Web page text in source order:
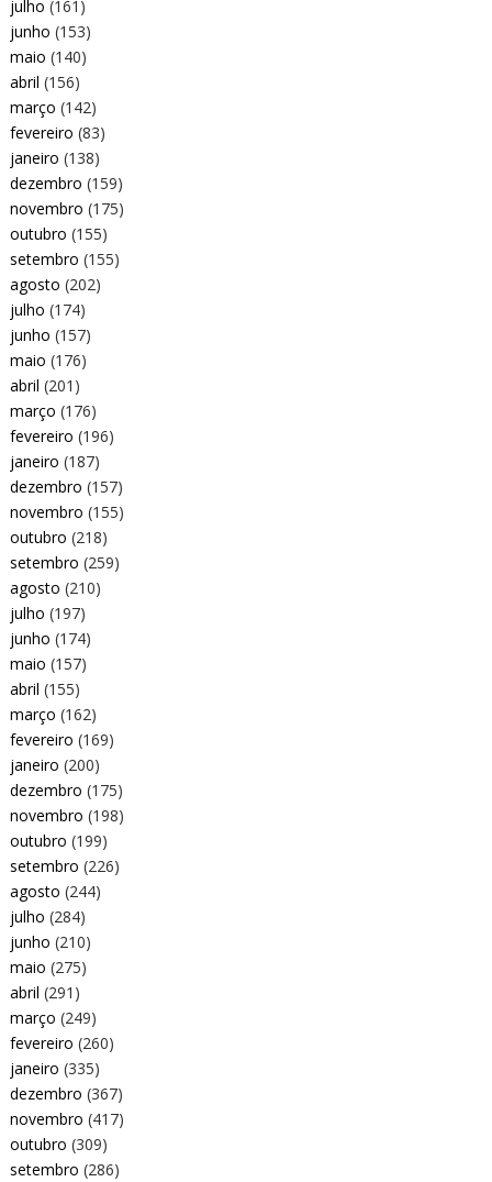
julho (161)
junho (153)
maio (140)
abril (156)
março (142)
fevereiro (83)
janeiro (138)
dezembro (159)
novembro (175)
outubro (155)
setembro (155)
agosto (202)
julho (174)
junho (157)
maio (176)
abril (201)
março (176)
fevereiro (196)
janeiro (187)
dezembro (157)
novembro (155)
outubro (218)
setembro (259)
agosto (210)
julho (197)
junho (174)
maio (157)
abril (155)
março (162)
fevereiro (169)
janeiro (200)
dezembro (175)
novembro (198)
outubro (199)
setembro (226)
agosto (244)
julho (284)
junho (210)
maio (275)
abril (291)
março (249)
fevereiro (260)
janeiro (335)
dezembro (367)
novembro (417)
outubro (309)
setembro (286)